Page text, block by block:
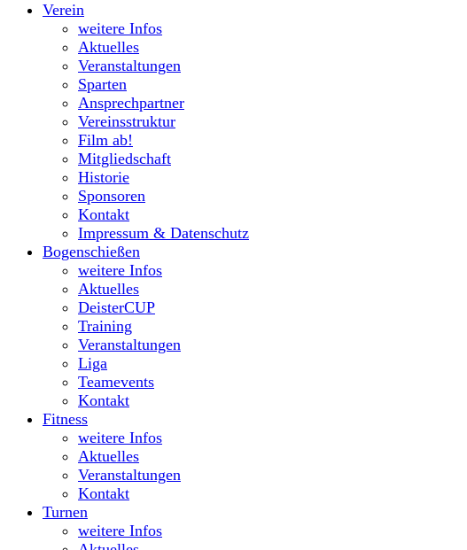
Verein
weitere Infos
Aktuelles
Veranstaltungen
Sparten
Ansprechpartner
Vereinsstruktur
Film ab!
Mitgliedschaft
Historie
Sponsoren
Kontakt
Impressum & Datenschutz
Bogenschießen
weitere Infos
Aktuelles
DeisterCUP
Training
Veranstaltungen
Liga
Teamevents
Kontakt
Fitness
weitere Infos
Aktuelles
Veranstaltungen
Kontakt
Turnen
weitere Infos